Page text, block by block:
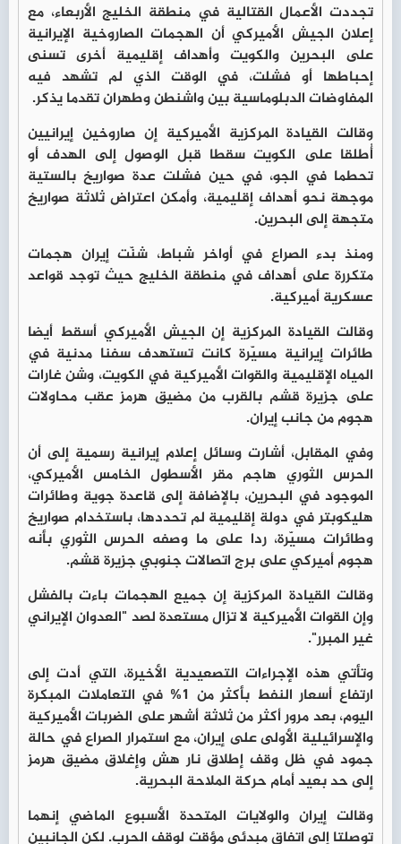
تجددت الأعمال القتالية في منطقة الخليج الأربعاء، مع
إعلان الجيش الأميركي أن الهجمات الصاروخية الإيرانية
على البحرين والكويت وأهداف إقليمية أخرى تسنى
إحباطها أو فشلت، في الوقت الذي لم تشهد فيه
المفاوضات الدبلوماسية بين واشنطن وطهران تقدما يذكر.
وقالت القيادة المركزية الأميركية إن صاروخين إيرانيين
أُطلقا على الكويت سقطا قبل الوصول إلى الهدف أو
تحطما في الجو، في حين فشلت عدة صواريخ بالستية
موجهة نحو أهداف إقليمية، وأمكن اعتراض ثلاثة صواريخ
متجهة إلى البحرين.
ومنذ بدء الصراع في أواخر شباط، شنّت إيران هجمات
متكررة على أهداف في منطقة الخليج حيث توجد قواعد
عسكرية أميركية.
وقالت القيادة المركزية إن الجيش الأميركي أسقط أيضا
طائرات إيرانية مسيّرة كانت تستهدف سفنا مدنية في
المياه الإقليمية والقوات الأميركية في الكويت، وشن غارات
على جزيرة قشم بالقرب من مضيق هرمز عقب محاولات
هجوم من جانب إيران.
وفي المقابل، أشارت وسائل إعلام إيرانية رسمية إلى أن
الحرس الثوري هاجم مقر الأسطول الخامس الأميركي،
الموجود في البحرين، بالإضافة إلى قاعدة جوية وطائرات
هليكوبتر في دولة إقليمية لم تحددها، باستخدام صواريخ
وطائرات مسيّرة، ردا على ما وصفه الحرس الثوري بأنه
هجوم أميركي على برج اتصالات جنوبي جزيرة قشم.
وقالت القيادة المركزية إن جميع الهجمات باءت بالفشل
وإن القوات الأميركية لا تزال مستعدة لصد "العدوان الإيراني
غير المبرر".
وتأتي هذه الإجراءات التصعيدية الأخيرة، التي أدت إلى
ارتفاع أسعار النفط بأكثر من 1% في التعاملات المبكرة
اليوم، بعد مرور أكثر من ثلاثة أشهر على الضربات الأميركية
والإسرائيلية الأولى على إيران، مع استمرار الصراع في حالة
جمود في ظل وقف إطلاق نار هش وإغلاق مضيق هرمز
إلى حد بعيد أمام حركة الملاحة البحرية.
وقالت إيران والولايات المتحدة الأسبوع الماضي إنهما
توصلتا إلى اتفاق مبدئي مؤقت لوقف الحرب. لكن الجانبين